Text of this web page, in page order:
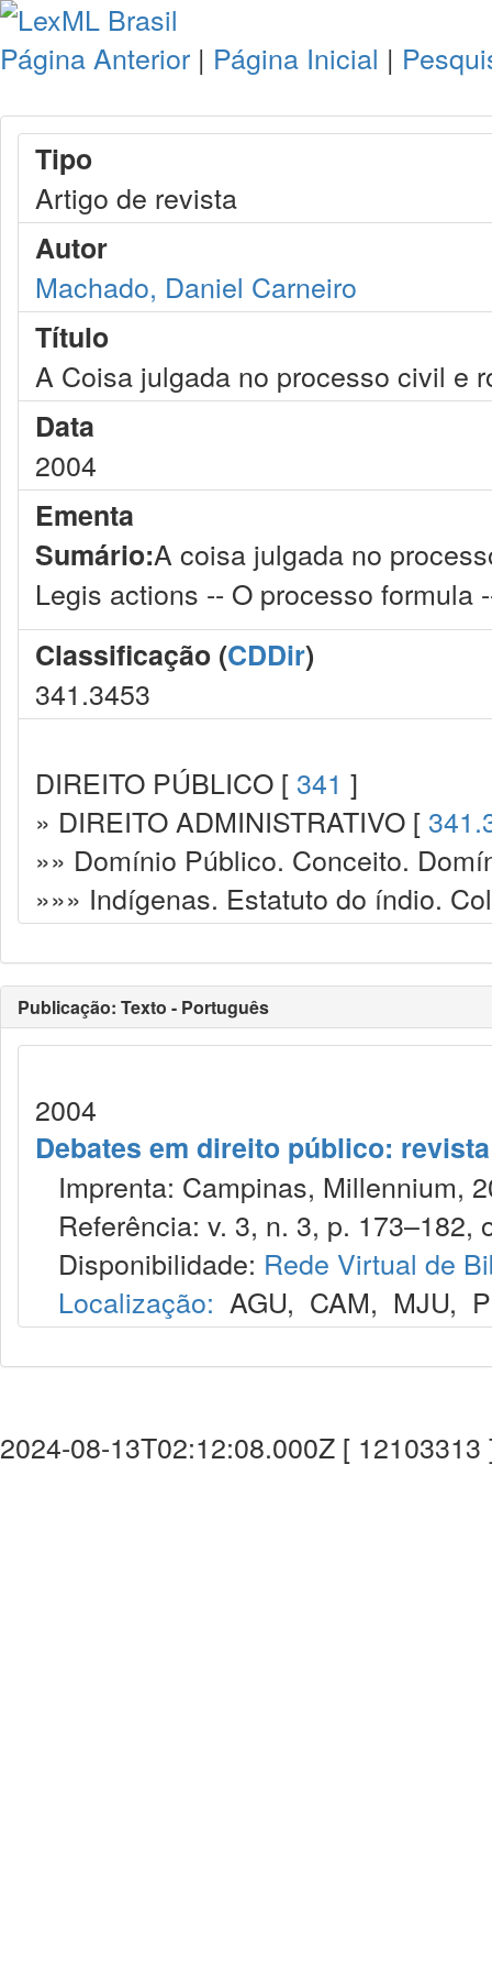
Página Anterior | Página Inicial |
Tipo
Artigo de revista
Autor
Machado, Daniel Carneiro
Título
A Coisa julgada no processo civil e
Data
2004
Ementa
Sumário:A coisa julgada no
Legis actions -- O processo formula
Classificação (CDDir)
341.3453
DIREITO PÚBLICO [ 341 ]
» DIREITO ADMINISTRATIVO [
»» Domínio Público. Conceito.
»»» Indígenas. Estatuto do índio.
Publicação: Texto - Português
2004
Debates em direito público:
Imprenta: Campinas, Millennium,
Referência: v. 3, n. 3, p. 173–182,
Disponibilidade: Rede Virtual de
Localização: AGU, CAM, MJU,
2024-08-13T02:12:08.000Z [ 12103313